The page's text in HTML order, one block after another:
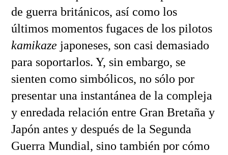
de guerra británicos, así como los
últimos momentos fugaces de los pilotos
kamikaze japoneses, son casi demasiado
para soportarlos. Y, sin embargo, se
sienten como simbólicos, no sólo por
presentar una instantánea de la compleja
y enredada relación entre Gran Bretaña y
Japón antes y después de la Segunda
Guerra Mundial, sino también por cómo